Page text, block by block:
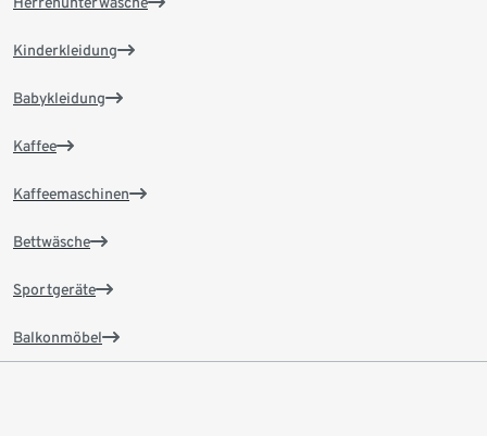
Kinderkleidung
Babykleidung
Kaffee
Kaffeemaschinen
Bettwäsche
Sportgeräte
Balkonmöbel